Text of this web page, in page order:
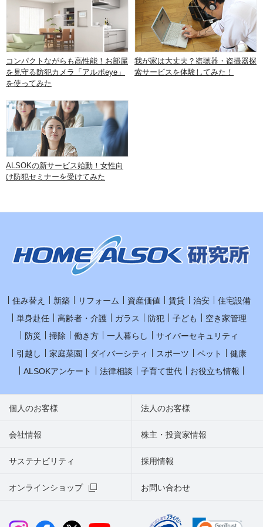
コンパクトながらも高性能！お部屋
を見守る防犯カメラ「アルボeye」
を使ってみた
我が家は大丈夫？盗聴器・盗撮器探
索サービスを体験してみた！
ALSOKの新サービス始動！女性向
け防犯セミナーを受けてみた
住み替え 新築 リフォーム 資産価値 賃貸 治安
住宅設備
単身赴任
高齢者・介護 ガラス 防犯 子ども
空き家管理
防災
掃除 働き方 一人暮らし
サイバーセキュリティ
引越し
家庭菜園 ダイバーシティ スポーツ ペット
健康
ALSOKアンケート
法律相談 子育て世代 お役立ち情報
個人のお客様 法人のお客様
会社情報 株主・投資家情報
サステナビリティ
オンラインショップ お問い合わせ
採用情報